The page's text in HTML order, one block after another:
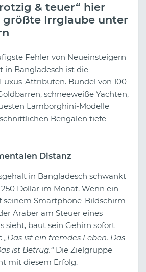
& teuer“ hier
größte Irrglaube unter
Fehler von Neueinsteigern
Bangladesch ist die
Attributen. Bündel von 100-
schneeweiße Yachten,
Lamborghini-Modelle
Bengalen tiefe
Distanz
in Bangladesch schwankt
Dollar im Monat. Wenn ein
seinem Smartphone-Bildschirm
Araber am Steuer eines
sieht, baut sein Gehirn sofort
„Das ist ein fremdes Leben. Das
ist Betrug.“Die Zielgruppe
mit diesem Erfolg.